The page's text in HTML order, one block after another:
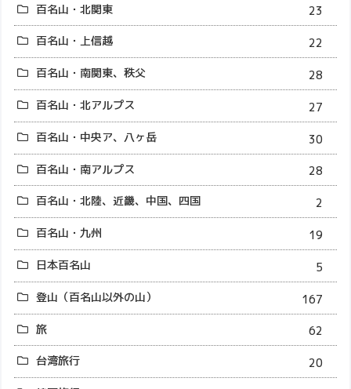
百名山・北関東
23
百名山・上信越
22
百名山・南関東、秩父
28
百名山・北アルプス
27
百名山・中央ア、八ヶ岳
30
百名山・南アルプス
28
百名山・北陸、近畿、中国、四国
2
百名山・九州
19
日本百名山
5
登山（百名山以外の山）
167
旅
62
台湾旅行
20